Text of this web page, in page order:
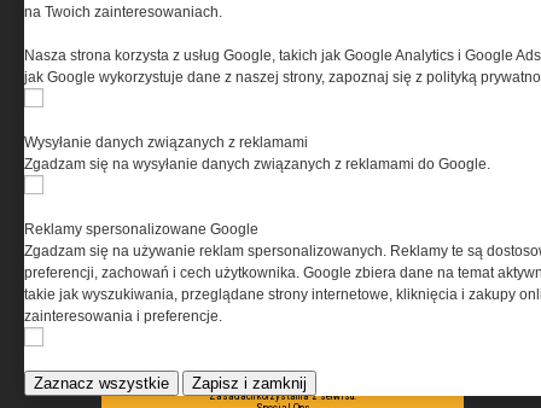
Korzystanie z witryny bez zmiany ustawień dotyczących
urządzeniu końcowym. W każdym momencie możesz
dokonać zmiany ustawień przeglądarki dotyczących
prywatnościorazinformacją o cookies
rozpowszechnianie artykułów zabronione. Korzystanie z serwisu i
zamieszczonych w nim utworów i danych wyłącznie na zasadach określonych w
Zasadach korzystania z serwisu.
na Twoich zainteresowaniach.
Nasza strona korzysta z usług Google, takich jak Google Analytics i Google
jak Google wykorzystuje dane z naszej strony, zapoznaj się z polityką
Wysyłanie danych związanych z reklamami
Zgadzam się na wysyłanie danych związanych z reklamami do Google.
Reklamy spersonalizowane Google
Zgadzam się na używanie reklam spersonalizowanych. Reklamy te są
preferencji, zachowań i cech użytkownika. Google zbiera dane na temat
takie jak wyszukiwania, przeglądane strony internetowe, kliknięcia i zakupy
zainteresowania i preferencje.
Zaznacz wszystkie Zapisz i zamknij